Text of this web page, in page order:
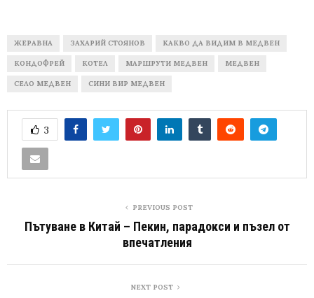
ЖЕРАВНА ЗАХАРИЙ СТОЯНОВ КАКВО ДА ВИДИМ В МЕДВЕН
КОНДОФРЕЙ КОТЕЛ МАРШРУТИ МЕДВЕН МЕДВЕН
СЕЛО МЕДВЕН СИНИ ВИР МЕДВЕН
3
PREVIOUS POST
Пътуване в Китай – Пекин, парадокси и пъзел от
впечатления
NEXT POST